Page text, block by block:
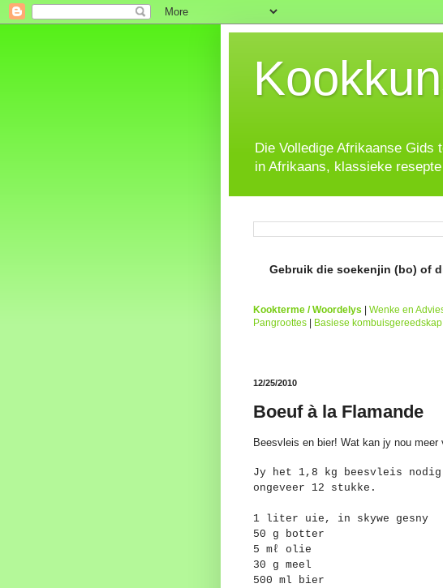
Die Volledige Afrikaanse
in Afrikaans, klassieke
Gebruik die soekenjin (bo) of
Kookterme / Woordelys Wenke en
Pangroottes
Basiese kombuisgereedskap
12/25/2010
Boeuf à la Flamande
Beesvleis en bier! Wat kan jy nou meer
Jy het 1,8 kg beesvleis
ongeveer 12 stukke.
1 liter uie, in skywe gesny
50 g botter
5 mℓ olie
30 g meel
500 ml bier